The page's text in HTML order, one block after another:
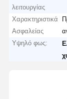
λειτουργίας
Χαρακτηριστικά
Ασφαλείας
Υψηλό φως: